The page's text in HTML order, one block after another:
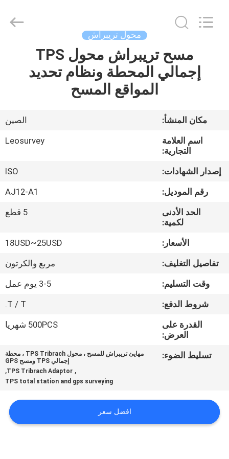
منزل،
معلومات
جولة
مراقبة
الجودة
اتصل
اطلب
خريطة
الموقع
Instrument
Co.,Ltd.
محول تريبراش
مسح تريبراش محول TPS
إجمالي المحطة ونظام تحديد
المواقع المسح
مكان المنشأ:
الصين
اسم العلامة
التجارية:
Leosurvey
إصدار الشهادات:
ISO
رقم الموديل:
AJ12-A1
الحد الأدنى
لكمية:
5 قطع
الأسعار:
18USD~25USD
تفاصيل التغليف:
مربع والكرتون
وقت التسليم:
3-5 يوم عمل
شروط الدفع:
T / T.
القدرة على
العرض:
500PCS شهريا
تسليط الضوء:
مهايئ تريبراش للمسح ، محول TPS Tribrach ، محطة
إجمالي TPS ومسح GPS
,
TPS Tribrach Adaptor
,
TPS total station and gps surveying
افضل سعر